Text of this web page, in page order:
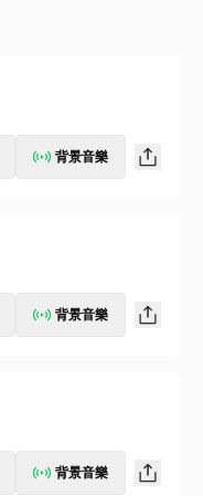
背景音樂
背景音樂
背景音樂